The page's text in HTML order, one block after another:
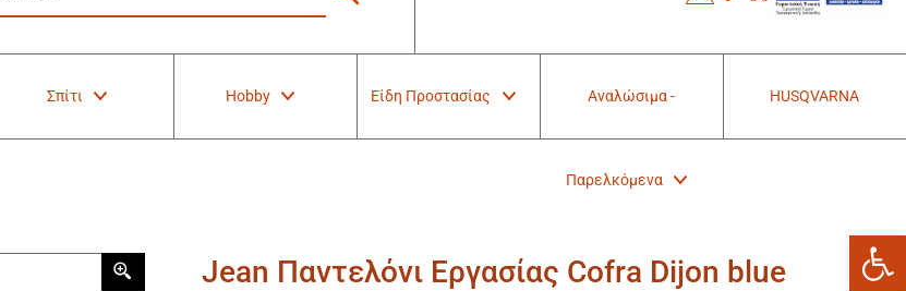
Σπίτι Hobby Είδη Προστασίας Αναλώσιμα -
Παρελκόμενα
HUSQVARNA
Jean Παντελόνι Εργασίας Cofra Dijon blue